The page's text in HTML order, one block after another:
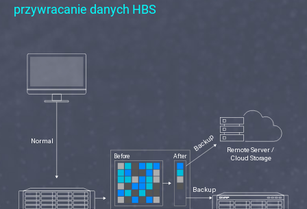
przywracanie danych HBS